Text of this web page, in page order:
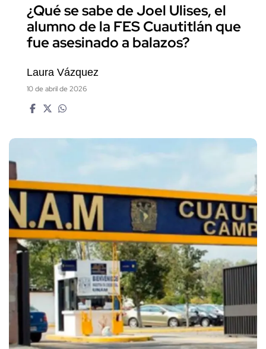
¿Qué se sabe de Joel Ulises, el
alumno de la FES Cuautitlán que
fue asesinado a balazos?
Laura Vázquez
10 de abril de 2026